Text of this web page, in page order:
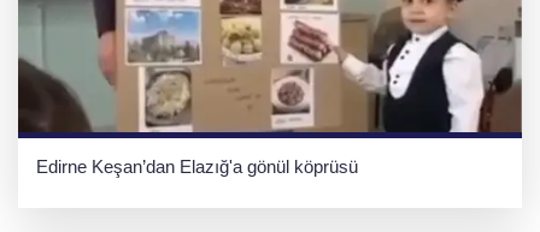
Edirne Keşan’dan Elazığ'a gönül köprüsü